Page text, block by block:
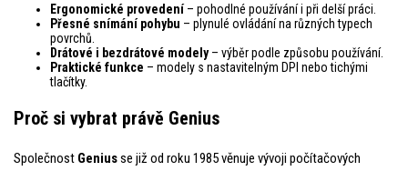
Ergonomické provedení– pohodlné používání i při delší práci.
Přesné snímání pohybu – plynulé ovládání na různých typech
povrchů.
Drátové i bezdrátové modely– výběr podle způsobu používání.
Praktické funkce – modely s nastavitelným DPI nebo tichými
tlačítky.
Proč si vybrat právě Genius
Společnost Geniusse již od roku 1985 věnuje vývoji počítačových